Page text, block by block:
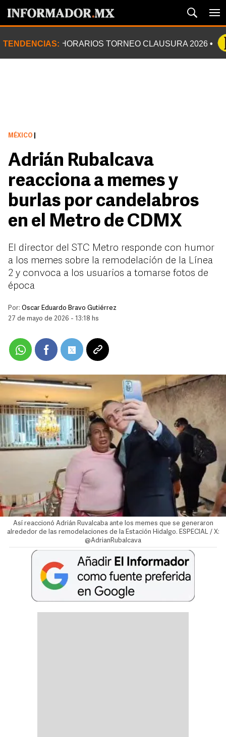
TENDENCIAS: HORARIOS TORNEO CLAUSURA 2026
MÉXICO
Adrián Rubalcava
reacciona a memes y
burlas por candelabros
en el Metro de CDMX
El director del STC Metro responde con humor
a los memes sobre la remodelación de la Línea
2 y convoca a los usuarios a tomarse fotos de
época
Por: Oscar Eduardo Bravo Gutiérrez
27 de mayo de 2026 - 13:18 hs
Así reaccionó Adrián Ruvalcaba ante los memes que se generaron
alrededor de las remodelaciones de la Estación Hidalgo. ESPECIAL / X:
@AdrianRubalcava